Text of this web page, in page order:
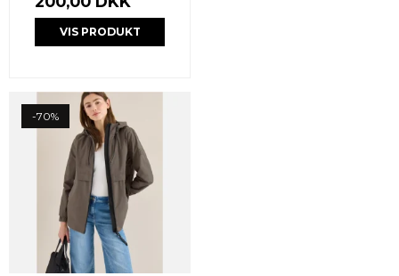
VIS PRODUKT
-70%